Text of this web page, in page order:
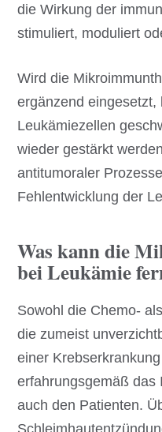
die Wirkung der
stimuliert, moduliert
Wird die
ergänzend eingesetzt,
Leukämiezellen
wieder gestärkt
antitumoraler
Fehlentwicklung der
Was kann die
bei Leukämie
Sowohl die Chemo-
die zumeist
einer
erfahrungsgemäß das
auch den Patienten.